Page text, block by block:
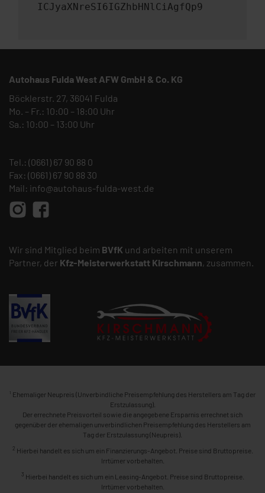
ICJyaXNreSI6IGZhbHNlCiAgfQp9
Autohaus Fulda West AFW GmbH & Co. KG
Böcklerstr. 27, 36041 Fulda
Mo. – Fr.: 10:00 – 18:00 Uhr
Sa.: 10:00 – 13:00 Uhr
Tel.: (0661) 67 90 88 0
Fax: (0661) 67 90 88 30
Mail: info@autohaus-fulda-west.de
Wir sind Mitglied beim BVfK und arbeiten mit unserem
Partner, der Kfz-Meisterwerkstatt Kirschmann, zusammen.
1 Ehemaliger Neupreis (Unverbindliche Preisempfehlung des Herstellers am Tag der
Erstzulassung).
Der errechnete Preisvorteil sowie die angegebene Ersparnis errechnet sich
gegenüber der ehemaligen unverbindlichen Preisempfehlung des Herstellers am
Tag der Erstzulassung (Neupreis).
2 Hierbei handelt es sich um ein Finanzierungs-Angebot. Preise sind Bruttopreise.
Irrtümer vorbehalten.
3 Hierbei handelt es sich um ein Leasing-Angebot. Preise sind Bruttopreise.
Irrtümer vorbehalten.